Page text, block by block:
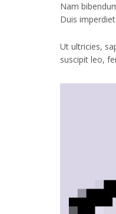
Nam
Duis imperdiet
Ut ultricies,
suscipit leo,